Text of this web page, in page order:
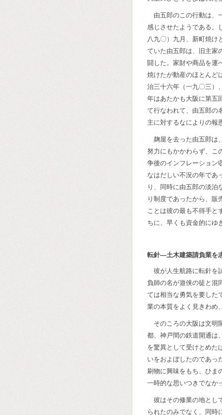
由五郎のこの行動は、
感じさせたようである。
八九〇）九月、新町焼け
ていた由五郎は、旧主家
闘した。家財や商品を運
焼けたが動産のほとんど
治三十六年（一九〇三）
年はあたかも大阪に第五
て行なわれて、由五郎の
主に対するなによりの報
麹屋を去った由五郎は
努力にもかかわらず、こ
争後のインフレーション
なはだしい不況の年であ
り、同時に由五郎の淡泊
り制度であったから、販
ことは彼の最も不得手と
ちに、早くも資金的にゆ
転針―土木建築請負業を
彼が人生航路に転針を
負師の名が遊侠の徒と混
ては相当な勇気を要した
業の本質をよく見きわめ
そのころの大阪は文明
都、神戸間の鉄道開通は
を驚異として受けとめた
いをおよぼしたのであっ
刷物に興味をもち、ひま
一時的な思いつきでなか
彼はその修業の地とし
られたのみでなく、同時